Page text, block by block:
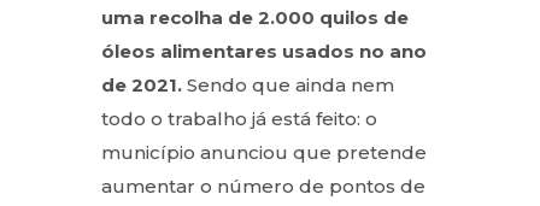
uma recolha de 2.000 quilos de
óleos alimentares usados no ano
de 2021. Sendo que ainda nem
todo o trabalho já está feito: o
município anunciou que pretende
aumentar o número de pontos de